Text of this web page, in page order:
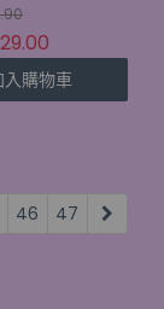
入購物車
46 47